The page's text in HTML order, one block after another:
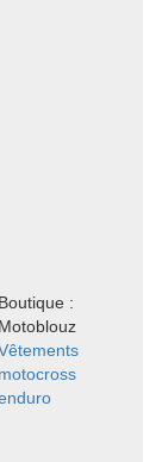
Boutique :
Motoblouz
motocross